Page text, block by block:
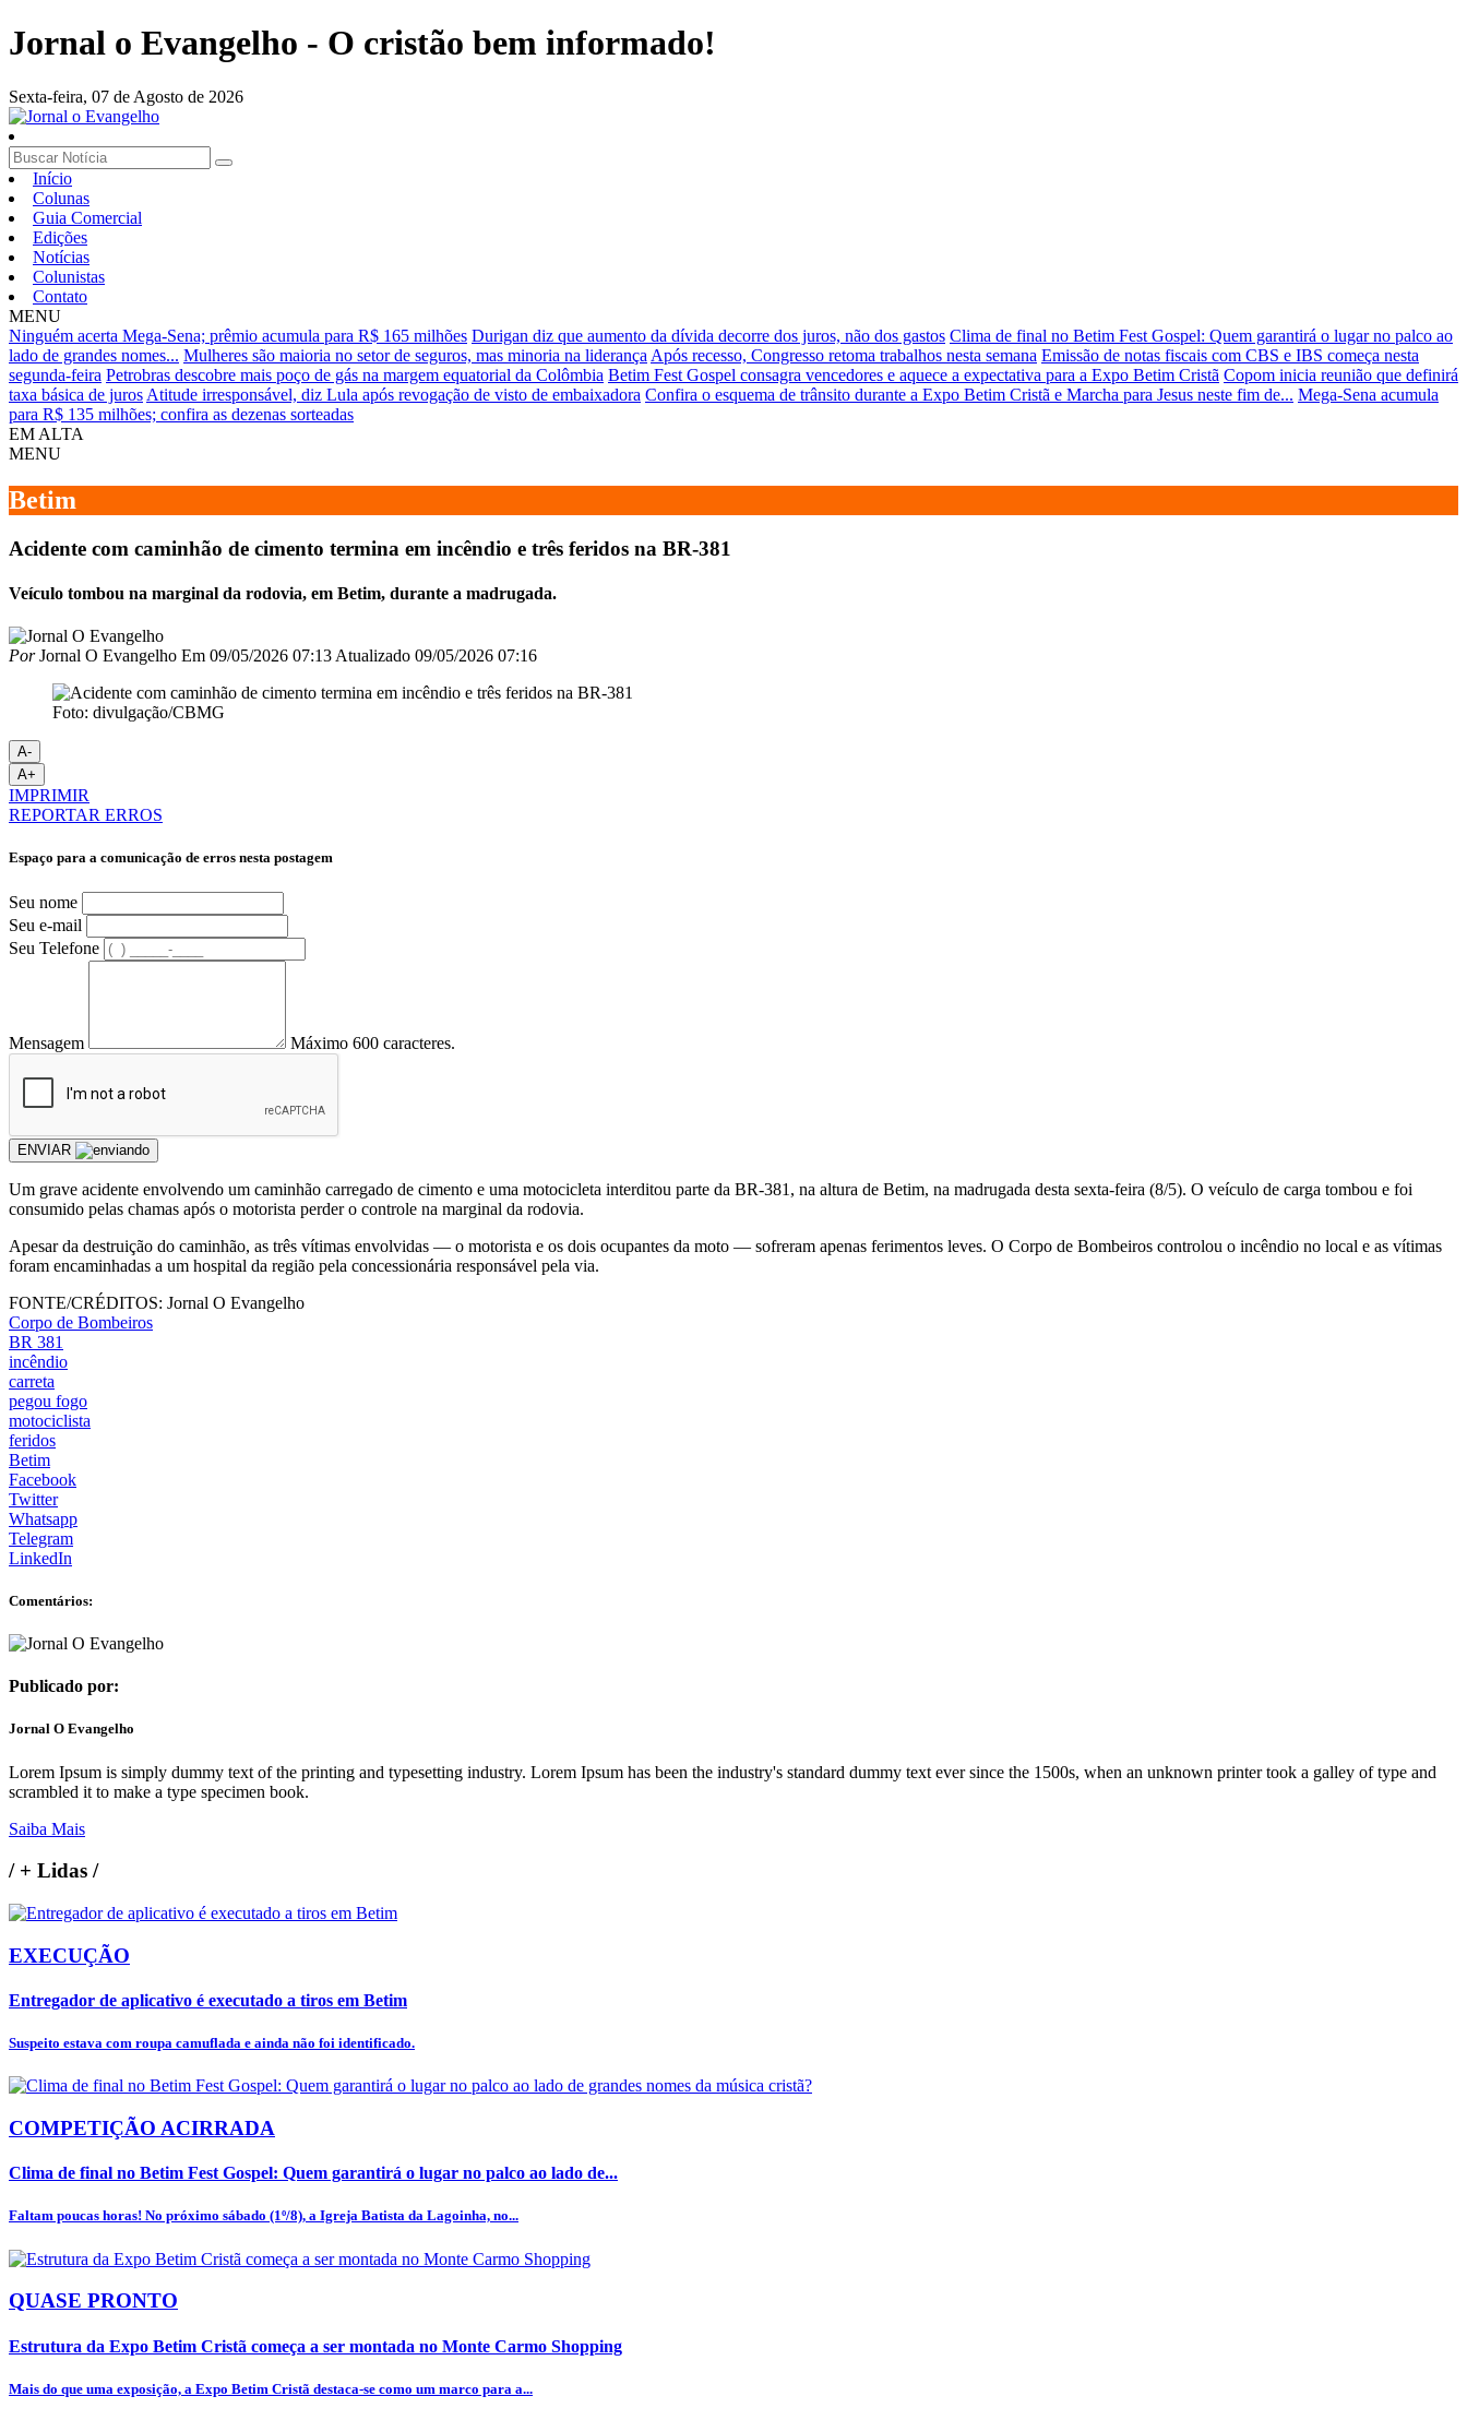
Jornal o Evangelho - O cristão bem informado!
Sexta-feira, 07 de Agosto de 2026
Início
Colunas
Guia Comercial
Edições
Notícias
Colunistas
Contato
MENU
Ninguém acerta Mega-Sena; prêmio acumula para R$ 165 milhões Durigan diz que aumento da dívida decorre dos juros, não dos gastos Clima de final no Betim Fest Gospel: Quem garantirá o lugar no palco ao
lado de grandes nomes... Mulheres são maioria no setor de seguros, mas minoria na liderança Após recesso, Congresso retoma trabalhos nesta semana Emissão de notas fiscais com CBS e IBS começa nesta
segunda-feira Petrobras descobre mais poço de gás na margem equatorial da Colômbia Betim Fest Gospel consagra vencedores e aquece a expectativa para a Expo Betim Cristã Copom inicia reunião que definirá
taxa básica de juros Atitude irresponsável, diz Lula após revogação de visto de embaixadora Confira o esquema de trânsito durante a Expo Betim Cristã e Marcha para Jesus neste fim de... Mega-Sena acumula
para R$ 135 milhões; confira as dezenas sorteadas
EM ALTA
MENU
Betim
Acidente com caminhão de cimento termina em incêndio e três feridos na BR-381
Veículo tombou na marginal da rodovia, em Betim, durante a madrugada.
PorJornal O Evangelho Em 09/05/2026 07:13 Atualizado 09/05/2026 07:16
Foto: divulgação/CBMG
A-
A+
IMPRIMIR
REPORTAR ERROS
Espaço para a comunicação de erros nesta postagem
Seu nome
Seu e-mail
Seu Telefone
Mensagem Máximo 600 caracteres.
ENVIAR
Um grave acidente envolvendo um caminhão carregado de cimento e uma motocicleta interditou parte da BR-381, na altura de Betim, na madrugada desta sexta-feira (8/5). O veículo de carga tombou e foi
consumido pelas chamas após o motorista perder o controle na marginal da rodovia.
Apesar da destruição do caminhão, as três vítimas envolvidas — o motorista e os dois ocupantes da moto — sofreram apenas ferimentos leves. O Corpo de Bombeiros controlou o incêndio no local e as vítimas
foram encaminhadas a um hospital da região pela concessionária responsável pela via.
FONTE/CRÉDITOS: Jornal O Evangelho
Corpo de Bombeiros
BR 381
incêndio
carreta
pegou fogo
motociclista
feridos
Betim
Facebook
Twitter
Whatsapp
Telegram
LinkedIn
Comentários:
Publicado por:
Jornal O Evangelho
Lorem Ipsum is simply dummy text of the printing and typesetting industry. Lorem Ipsum has been the industry's standard dummy text ever since the 1500s, when an unknown printer took a galley of type and
scrambled it to make a type specimen book.
Saiba Mais
/+ Lidas /
EXECUÇÃO
Entregador de aplicativo é executado a tiros em Betim
Suspeito estava com roupa camuflada e ainda não foi identificado.
COMPETIÇÃO ACIRRADA
Clima de final no Betim Fest Gospel: Quem garantirá o lugar no palco ao lado de...
Faltam poucas horas! No próximo sábado (1º/8), a Igreja Batista da Lagoinha, no...
QUASE PRONTO
Estrutura da Expo Betim Cristã começa a ser montada no Monte Carmo Shopping
Mais do que uma exposição, a Expo Betim Cristã destaca-se como um marco para a...